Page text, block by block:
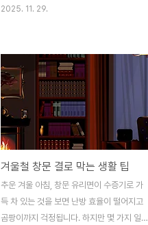
더라고요. 저도 투룸 구조의 집에서 몇 년 살
아본 경험이 있는데요, 그 덕분에 정말 알뜰
하고 효율적으로 공간을 활용하는 노하우가
쌓이게 되었어요. 오늘은 투룸 구조에 맞는
쉬운 인테리어 팁을 소개해드리려고 해요. 너
무 거창하거나 비싼 인테리어가 아닌, 일상
속에서 누구나 적용할 수 있는 현실적인 팁들
이니 끝까지 읽어보시면 분명히 도움 되실 거
예요.공간 분리를 제대로 해야 분위기가 산다
투룸은 말 그대로 방이 두..
2025. 11. 29.
겨울철 창문 결로 막는 생활 팁
추운 겨울 아침, 창문 유리면이 수증기로 가
득 차 있는 것을 보면 난방 효율이 떨어지고
곰팡이까지 걱정됩니다. 하지만 몇 가지 일상